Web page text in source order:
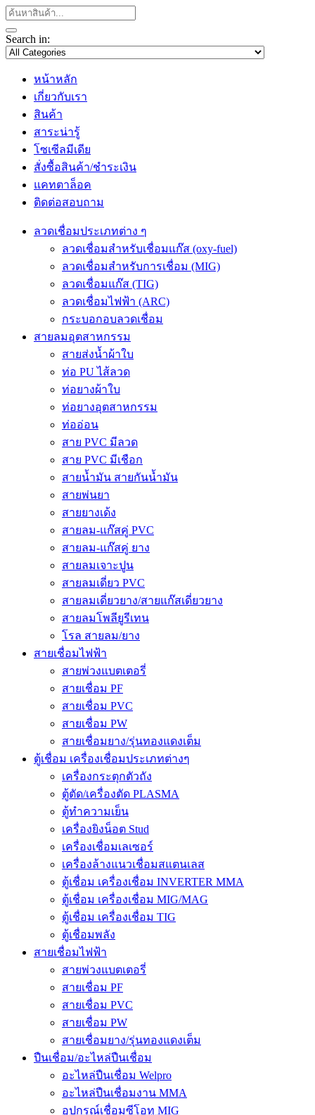
Search in:
หน้าหลัก
เกี่ยวกับเรา
สินค้า
สาระน่ารู้
โซเซีลมีเดีย
สั่งซื้อสินค้า/ชำระเงิน
แคทตาล็อค
ติดต่อสอบถาม
ลวดเชื่อมประเภทต่าง ๆ
ลวดเชื่อมสำหรับเชื่อมแก๊ส (oxy-fuel)
ลวดเชื่อมสำหรับการเชื่อม (MIG)
ลวดเชื่อมแก๊ส (TIG)
ลวดเชื่อมไฟฟ้า (ARC)
กระบอกอบลวดเชื่อม
สายลมอุตสาหกรรม
สายส่งน้ำผ้าใบ
ท่อ PU ไส้ลวด
ท่อยางผ้าใบ
ท่อยางอุตสาหกรรม
ท่ออ่อน
สาย PVC มีลวด
สาย PVC มีเชือก
สายน้ำมัน สายกันน้ำมัน
สายพ่นยา
สายยางเด้ง
สายลม-แก๊สคู่ PVC
สายลม-แก๊สคู่ ยาง
สายลมเจาะปูน
สายลมเดี่ยว PVC
สายลมเดี่ยวยาง/สายแก๊สเดี่ยวยาง
สายลมโพลียูรีเทน
โรล สายลม/ยาง
สายเชื่อมไฟฟ้า
สายพ่วงแบตเตอรี่
สายเชื่อม PF
สายเชื่อม PVC
สายเชื่อม PW
สายเชื่อมยาง/รุ่นทองแดงเต็ม
ตู้เชื่อม เครื่องเชื่อมประเภทต่างๆ
เครื่องกระตุกตัวถัง
ตู้ตัด/เครื่องตัด PLASMA
ตู้ทำความเย็น
เครื่องยิงน็อต Stud
เครื่องเชื่อมเลเซอร์
เครื่องล้างแนวเชื่อมสแตนเลส
ตู้เชื่อม เครื่องเชื่อม INVERTER MMA
ตู้เชื่อม เครื่องเชื่อม MIG/MAG
ตู้เชื่อม เครื่องเชื่อม TIG
ตู้เชื่อมพลัง
สายเชื่อมไฟฟ้า
สายพ่วงแบตเตอรี่
สายเชื่อม PF
สายเชื่อม PVC
สายเชื่อม PW
สายเชื่อมยาง/รุ่นทองแดงเต็ม
ปืนเชื่อม/อะไหล่ปืนเชื่อม
อะไหล่ปืนเชื่อม Welpro
อะไหล่ปืนเชื่อมงาน MMA
อุปกรณ์เชื่อมซีโอทู MIG